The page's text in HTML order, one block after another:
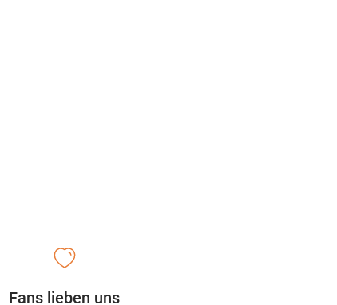
Fans lieben uns